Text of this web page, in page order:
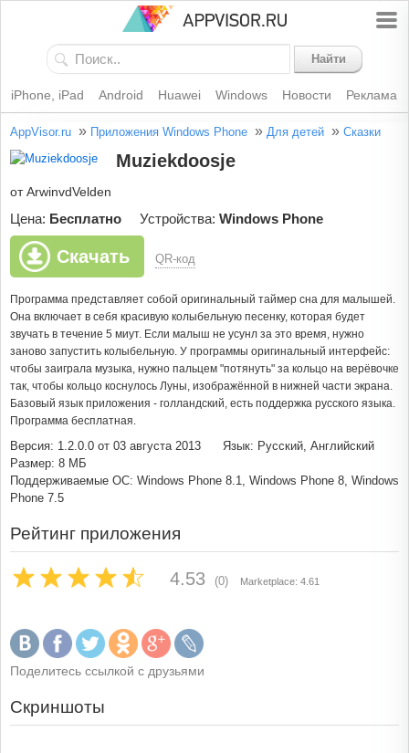
Найти
iPhone, iPad Android Huawei Windows Новости Реклама
AppVisor.ru » Приложения Windows Phone » Для детей » Сказки
Muziekdoosje
от ArwinvdVelden
Цена: Бесплатно Устройства: Windows Phone
Скачать QR-код
Программа представляет собой оригинальный таймер сна для малышей.
Она включает в себя красивую колыбельную песенку, которая будет
звучать в течение 5 миут. Если малыш не усунл за это время, нужно
заново запустить колыбельную. У программы оригинальный интерфейс:
чтобы заиграла музыка, нужно пальцем "потянуть" за кольцо на верёвочке
так, чтобы кольцо коснулось Луны, изображённой в нижней части экрана.
Базовый язык приложения - голландский, есть поддержка русского языка.
Программа бесплатная.
Версия: 1.2.0.0 от 03 августа 2013
Язык: Русский, Английский
Размер: 8 МБ
Поддерживаемые ОС: Windows Phone 8.1, Windows Phone 8, Windows
Phone 7.5
Рейтинг приложения
4.53 (0) Marketplace: 4.61
Поделитесь ссылкой с друзьями
Скриншоты